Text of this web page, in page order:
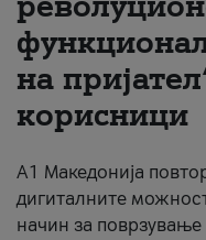
За нас
#ПодобарОнлајн
на
корисници
А1 Македонија
дигиталните
начин за